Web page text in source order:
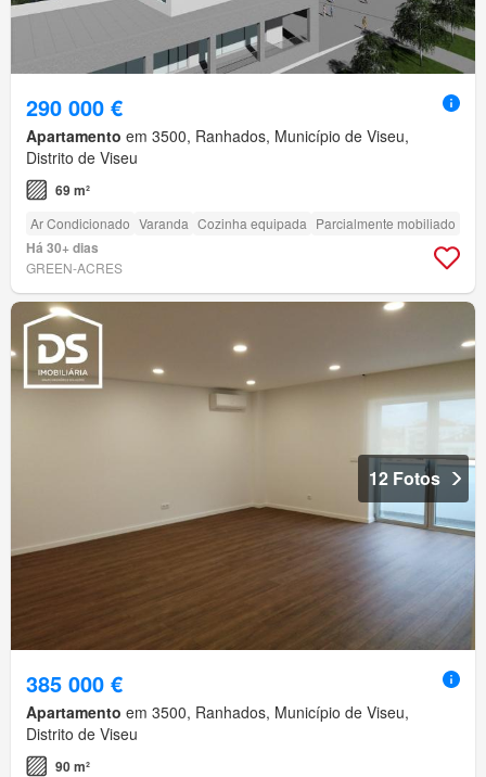
290 000 €
Apartamento em 3500, Ranhados, Município de Viseu,
Distrito de Viseu
69 m²
Ar Condicionado Varanda Cozinha equipada Parcialmente mobiliado
Há 30+ dias
GREEN-ACRES
12 Fotos
385 000 €
Apartamento em 3500, Ranhados, Município de Viseu,
Distrito de Viseu
90 m²